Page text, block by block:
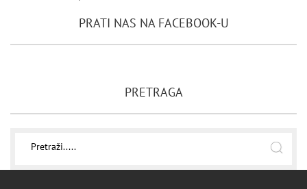
PRATI NAS NA FACEBOOK-U
PRETRAGA